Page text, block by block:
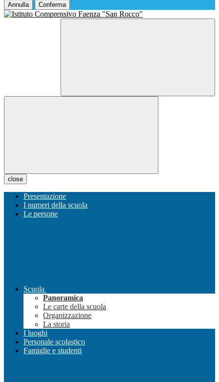
Annulla Conferma
close
Presentazione
I numeri della scuola
Le persone
Scuola
Panoramica
Le carte della scuola
Organizzazione
La storia
I luoghi
Personale scolastico
Famiglie e studenti